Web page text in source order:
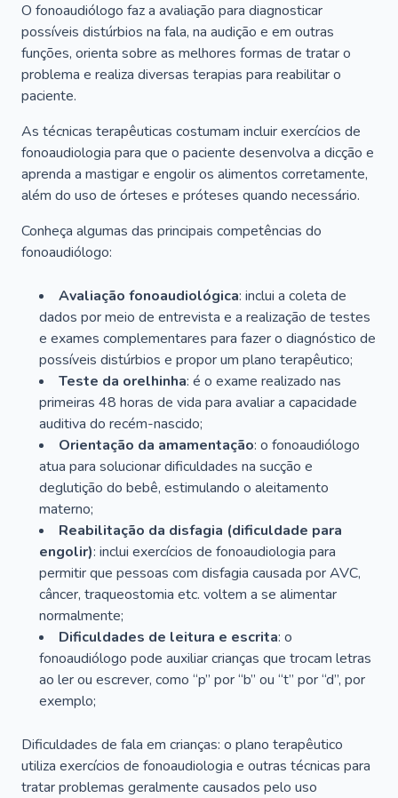
O fonoaudiólogo faz a avaliação para diagnosticar
possíveis distúrbios na fala, na audição e em outras
funções, orienta sobre as melhores formas de tratar o
problema e realiza diversas terapias para reabilitar o
paciente.
As técnicas terapêuticas costumam incluir exercícios de
fonoaudiologia para que o paciente desenvolva a dicção e
aprenda a mastigar e engolir os alimentos corretamente,
além do uso de órteses e próteses quando necessário.
Conheça algumas das principais competências do
fonoaudiólogo:
Avaliação fonoaudiológica: inclui a coleta de
dados por meio de entrevista e a realização de testes
e exames complementares para fazer o diagnóstico de
possíveis distúrbios e propor um plano terapêutico;
Teste da orelhinha: é o exame realizado nas
primeiras 48 horas de vida para avaliar a capacidade
auditiva do recém-nascido;
Orientação da amamentação: o fonoaudiólogo
atua para solucionar dificuldades na sucção e
deglutição do bebê, estimulando o aleitamento
materno;
Reabilitação da disfagia (dificuldade para
engolir): inclui exercícios de fonoaudiologia para
permitir que pessoas com disfagia causada por AVC,
câncer, traqueostomia etc. voltem a se alimentar
normalmente;
Dificuldades de leitura e escrita: o
fonoaudiólogo pode auxiliar crianças que trocam letras
ao ler ou escrever, como “p” por “b” ou “t” por “d”, por
exemplo;
Dificuldades de fala em crianças: o plano terapêutico
utiliza exercícios de fonoaudiologia e outras técnicas para
tratar problemas geralmente causados pelo uso